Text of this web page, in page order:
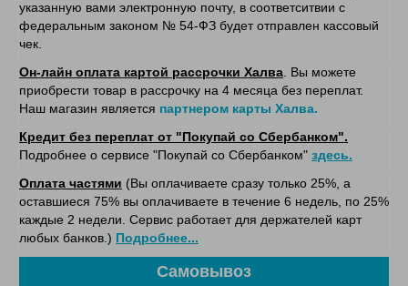
указанную вами электронную почту, в соответситвии с
федеральным законом № 54-ФЗ будет отправлен кассовый
чек.
Он-лайн оплата картой рассрочки Халва . Вы можете
приобрести товар в рассрочку на 4 месяца без переплат.
Наш магазин является партнером карты Халва.
Кредит без переплат от "Покупай со Сбербанком".
Подробнее о сервисе "Покупай со Сбербанком" здесь.
Оплата частями (Вы оплачиваете сразу только 25%, а
оставшиеся 75% вы оплачиваете в течение 6 недель, по 25%
каждые 2 недели. Сервис работает для держателей карт
любых банков.) Подробнее...
Самовывоз